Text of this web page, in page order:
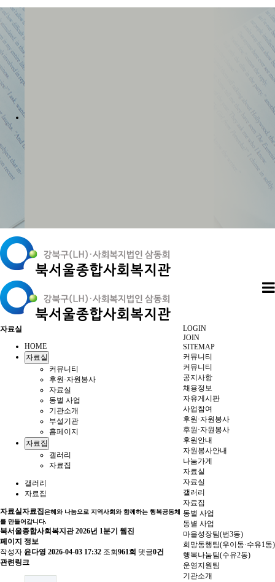
LOGIN
JOIN
SITEMAP
커뮤니티
커뮤니티
공지사항
채용정보
자유게시판
사업참여
후원·자원봉사
후원·자원봉사
후원안내
자원봉사안내
나눔가게
자료실
자료실
갤러리
자료집
동별 사업
동별 사업
마을성장팀(번3동)
희망동행팀(우이동·수유1동)
행복나눔팀(수유2동)
운영지원팀
기관소개
자료실
HOME
자료실
커뮤니티
후원·자원봉사
자료실
동별 사업
기관소개
부설기관
홈페이지
자료집
갤러리
자료집
갤러리
자료집
자료실자료집은혜와 나눔으로 지역사회와 함께하는 행복공동체
를 만들어갑니다.
북서울종합사회복지관 2026년 1분기 웹진
페이지 정보
작성자 윤다영 2026-04-03 17:32 조회 961회 댓글0건
관련링크